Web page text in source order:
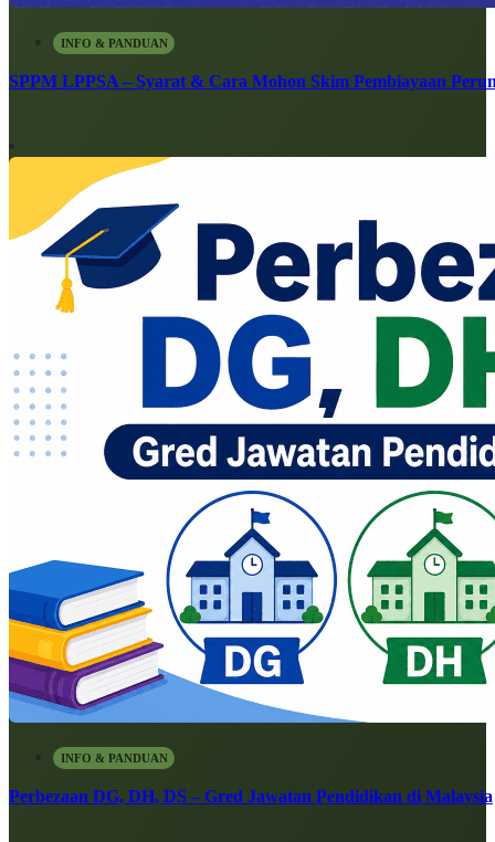
INFO & PANDUAN
SPPM LPPSA – Syarat & Cara Mohon Skim Pembiayaan
INFO & PANDUAN
Perbezaan DG, DH, DS – Gred Jawatan Pendidikan di Malaysia